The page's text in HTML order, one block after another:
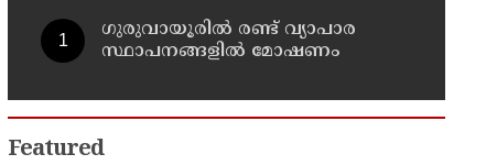
ഗുരുവായൂരിൽ രണ്ട് വ്യാപാര
സ്ഥാപനങ്ങളിൽ മോഷണം
Featured